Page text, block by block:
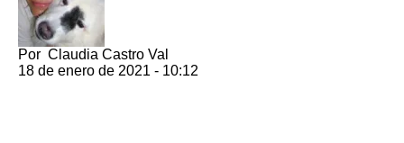
Por Claudia Castro Val
18 de enero de 2021 - 10:12